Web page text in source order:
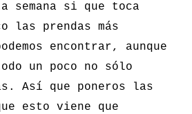
semana si que toca
las prendas más
encontrar, aunque
un poco no sólo
Así que poneros las
esto viene que